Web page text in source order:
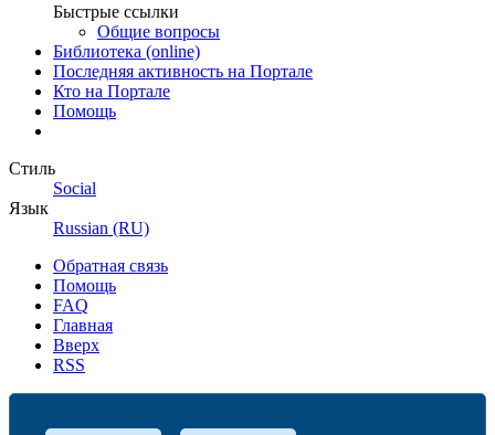
Быстрые ссылки
Общие вопросы
Библиотека (online)
Последняя активность на Портале
Кто на Портале
Помощь
Стиль
Social
Язык
Russian (RU)
Обратная связь
Помощь
FAQ
Главная
Вверх
RSS